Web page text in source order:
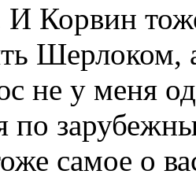
И Корвин
Шерлоком,
не у меня
по
самое о